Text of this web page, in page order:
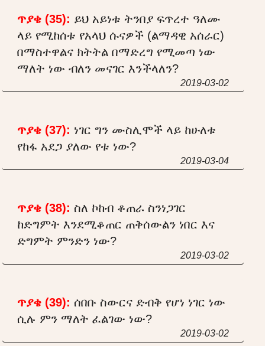
ጥያቄ (35): ይህ አይነቱ ትንበያ ፍጥረተ ዓለሙ
ላይ የሚከሰቱ የአላህ ሱናዎች (ልማዳዊ አሰራር)
በማስተዋልና ክትትል በማድረግ የሚመጣ ነው
ማለት ነው ብለን መናገር እንችላለን?
2019-03-02
ጥያቄ (37): ነገር ግን ሙስሊሞች ላይ ከሁለቱ
የከፋ አደጋ ያለው የቱ ነው?
2019-03-04
ጥያቄ (38): ስለ ኮከብ ቆጠራ ስንነጋገር
ከድግምት እንደሚቆጠር ጠቅሰውልን ነበር እና
ድግምት ምንድን ነው?
2019-03-02
ጥያቄ (39): ሰበቡ ስውርና ድብቅ የሆነ ነገር ነው
ሲሉ ምን ማለት ፈልገው ነው?
2019-03-02